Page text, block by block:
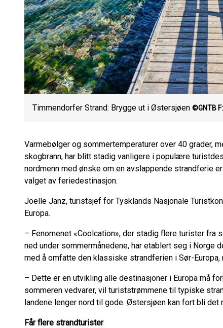
Timmendorfer Strand: Brygge ut i Østersjøen ©GNTB
Varmebølger og sommertemperaturer over 40 grader,
skogbrann, har blitt stadig vanligere i populære
nordmenn med ønske om en avslappende strandferie
valget av feriedestinasjon.
Joelle Janz, turistsjef for Tysklands Nasjonale
Europa.
– Fenomenet «Coolcation», der stadig flere turister
ned under sommermånedene, har etablert seg i Norge
med å omfatte den klassiske strandferien i Sør-Europa,
– Dette er en utvikling alle destinasjoner i Europa må
sommeren vedvarer, vil turiststrømmene til typiske
landene lenger nord til gode. Østersjøen kan fort bli
Får flere strandturister